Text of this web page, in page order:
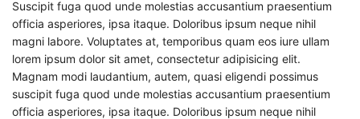
Suscipit fuga quod unde molestias accusantium praesentium
officia asperiores, ipsa itaque. Doloribus ipsum neque nihil
magni labore. Voluptates at, temporibus quam eos iure ullam
lorem ipsum dolor sit amet, consectetur adipisicing elit.
Magnam modi laudantium, autem, quasi eligendi possimus
suscipit fuga quod unde molestias accusantium praesentium
officia asperiores, ipsa itaque. Doloribus ipsum neque nihil